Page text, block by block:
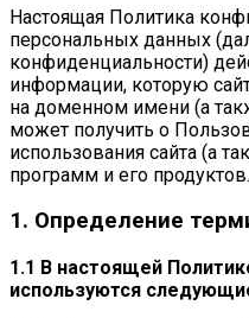
Настоящая Политика
персональных данных
конфиденциальности)
информации, которую
на доменном имени (а
может получить о
использования сайта (а
программ и его продуктов.
1. Определение
1.1 В настоящей
используются